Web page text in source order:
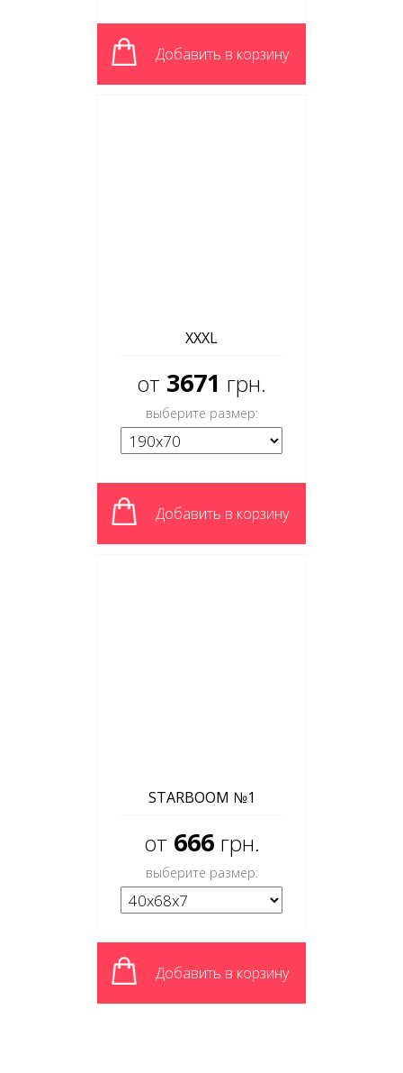
Добавить в корзину
XXXL
от 3671 грн.
выберите размер:
Добавить в корзину
STARBOOM №1
от 666 грн.
выберите размер:
Добавить в корзину